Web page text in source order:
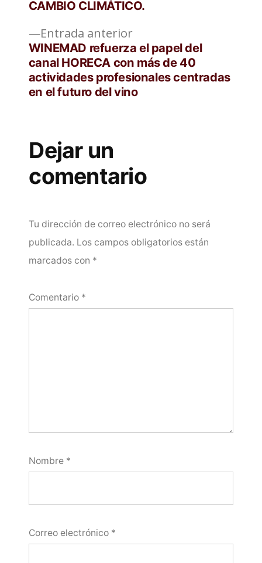
Entrada anteriorEntrada
anterior:
WINEMAD refuerza el papel del
canal HORECA con más de 40
actividades profesionales centradas
en el futuro del vino
CAMBIO CLIMÁTICO.
Dejar un
comentario
Tu dirección de correo electrónico no será
publicada. Los campos obligatorios están
marcados con *
Comentario *
Nombre *
Correo electrónico *